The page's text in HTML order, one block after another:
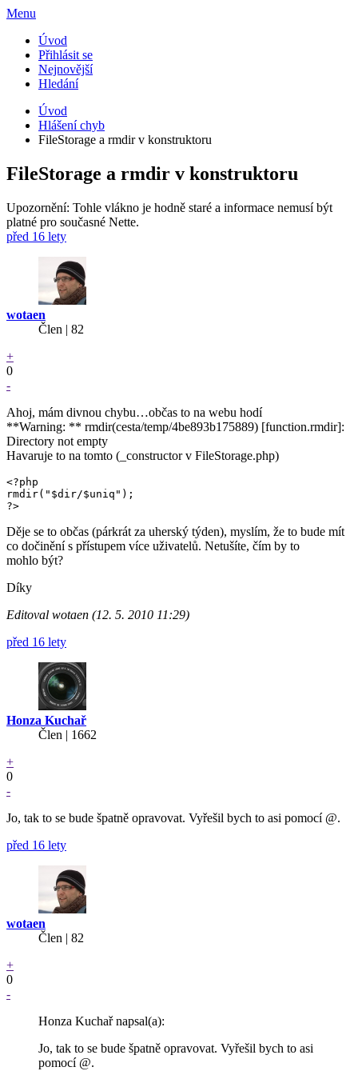
Menu
Úvod
Přihlásit se
Nejnovější
Hledání
Úvod
Hlášení chyb
FileStorage a rmdir v konstruktoru
FileStorage a rmdir v konstruktoru
Upozornění: Tohle vlákno je hodně staré a informace nemusí být
platné pro současné Nette.
před 16 lety
wotaen
Člen | 82
+
0
-
Ahoj, mám divnou chybu…občas to na webu hodí
**Warning: ** rmdir(cesta/temp/4be893b175889) [function.rmdir]:
Directory not empty
Havaruje to na tomto (_constructor v FileStorage.php)
<?php
rmdir("$dir/$uniq");
?>
Děje se to občas (párkrát za uherský týden), myslím, že to bude mít
co dočinění s přístupem více uživatelů. Netušíte, čím by to
mohlo být?
Díky
Editoval wotaen (12. 5. 2010 11:29)
před 16 lety
Honza Kuchař
Člen | 1662
+
0
-
Jo, tak to se bude špatně opravovat. Vyřešil bych to asi pomocí @.
před 16 lety
wotaen
Člen | 82
+
0
-
Honza Kuchař napsal(a):
Jo, tak to se bude špatně opravovat. Vyřešil bych to asi
pomocí @.